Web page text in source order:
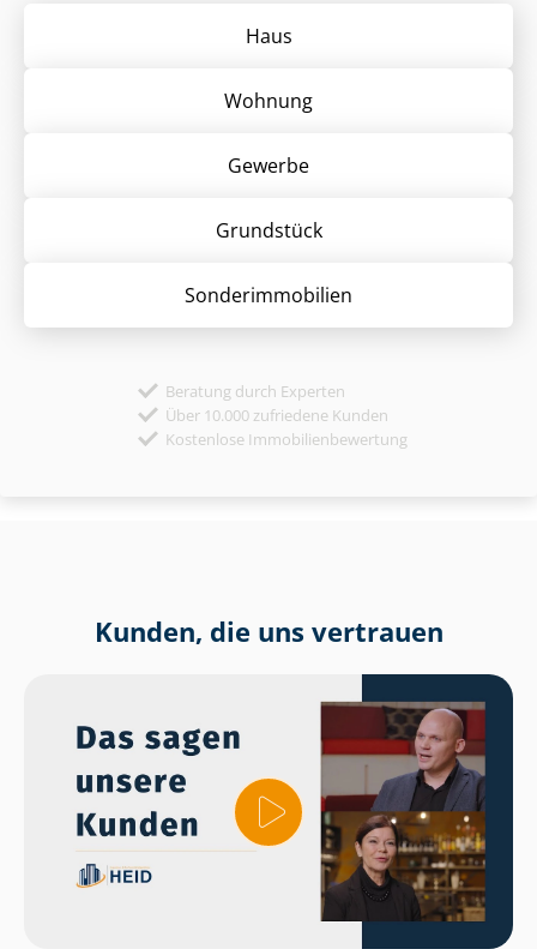
Haus
Wohnung
Gewerbe
Grund­stück
Sonder­immobilien
Beratung durch Experten
Über 10.000 zufriedene Kunden
Kostenlose Immobilienbewertung
Kunden, die uns vertrauen